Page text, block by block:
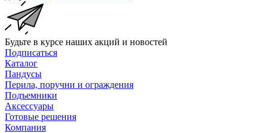
Будьте в курсе наших акций и новостей
Подписаться
Каталог
Пандусы
Перила, поручни и ограждения
Подъемники
Аксессуары
Готовые решения
Компания